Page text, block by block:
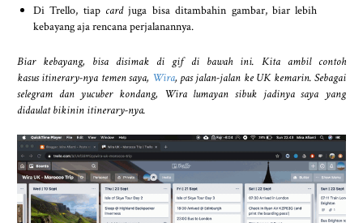
Di Trello, tiap cardjuga bisa ditambahin gambar, biar lebih
kebayang aja rencana perjalanannya.
Biar kebayang, bisa disimak di gif di bawah ini. Kita ambil contoh
kasus itinerary-nya temen saya, Wira, pas jalan-jalan ke UK kemarin. Sebagai
selegram dan yucuber kondang, Wira lumayan sibuk jadinya saya yang
didaulat bikinin itinerary-nya.